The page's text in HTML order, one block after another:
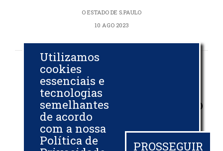
O ESTADO DE S.PAULO
10 AGO 2023
Petrobras
rebate ministro
de preços de
Utilizamos
cookies
essenciais e
tecnologias
semelhantes
de acordo
com a nossa
Política de
PROSSEGUIR